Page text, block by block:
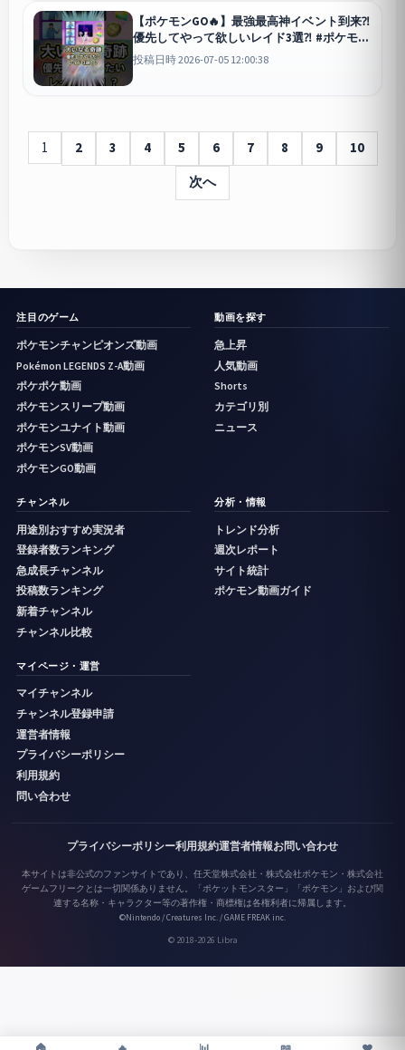
【ポケモンGO🔥】最強最高神イベント到来⁈
優先してやって欲しいレイド3選⁈ #ポケモン
#ポケモンgo #shorts
GO
投稿日時 2026-07-05 12:00:38
1 2 3 4 5 6 7 8 9
10
次へ
注目のゲーム
ポケモンチャンピオンズ動画
Pokémon LEGENDS Z-A動画
ポケポケ動画
ポケモンスリープ動画
ポケモンユナイト動画
ポケモンSV動画
ポケモンGO動画
動画を探す
急上昇
人気動画
Shorts
カテゴリ別
ニュース
チャンネル
用途別おすすめ実況者
登録者数ランキング
急成長チャンネル
投稿数ランキング
新着チャンネル
チャンネル比較
分析・情報
トレンド分析
週次レポート
サイト統計
ポケモン動画ガイド
マイページ・運営
マイチャンネル
チャンネル登録申請
運営者情報
プライバシーポリシー
利用規約
問い合わせ
プライバシーポリシー利用規約運営者情報お問い合わせ
本サイトは非公式のファンサイトであり、任天堂株式会社・株式会社ポケモン・株式会社
ゲームフリークとは一切関係ありません。「ポケットモンスター」「ポケモン」および関
連する名称・キャラクター等の著作権・商標権は各権利者に帰属します。
©Nintendo / Creatures Inc. / GAME FREAK inc.
© 2018-2026 Libra